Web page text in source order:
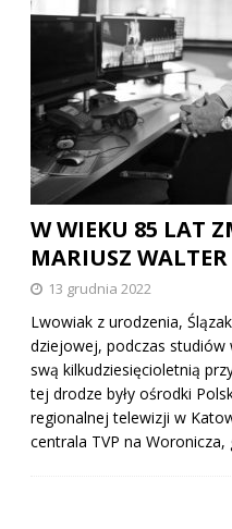
W WIEKU 85 LAT
MARIUSZ WALTER
13 grudnia 2022
Lwowiak z urodzenia,
dziejowej, podczas studiów
swą kilkudziesięcioletnią
tej drodze były ośrodki
regionalnej telewizji w
centrala TVP na Woronicza,